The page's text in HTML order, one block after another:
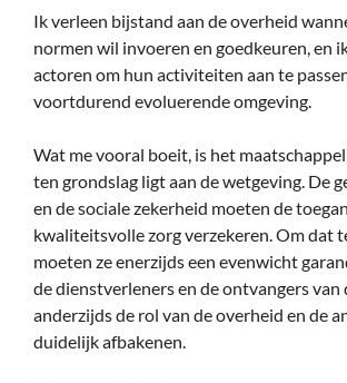
Ik verleen bijstand aan de overheid
normen wil invoeren en goedkeuren, en
actoren om hun activiteiten aan te
voortdurend evoluerende omgeving.
Wat me vooral boeit, is het
ten grondslag ligt aan de wetgeving. De
en de sociale zekerheid moeten de
kwaliteitsvolle zorg verzekeren. Om dat
moeten ze enerzijds een evenwicht
de dienstverleners en de ontvangers van
anderzijds de rol van de overheid en de
duidelijk afbakenen.